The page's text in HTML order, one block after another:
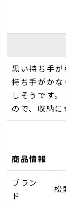
黒い持ち手が
持ち手がか
しそうです
ので、収納に
商品情報
ブラン
ド
松